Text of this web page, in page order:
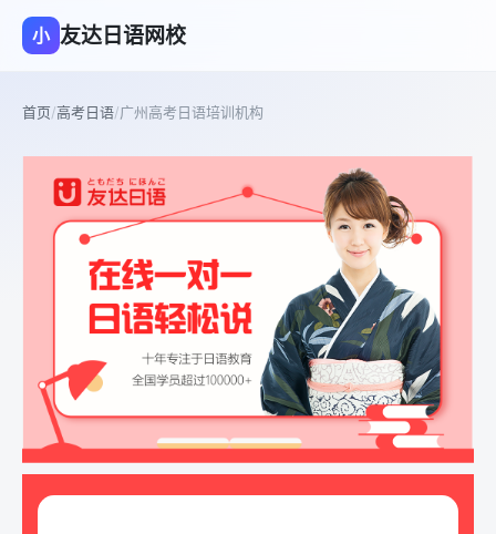
小 友达日语网校
首页/高考日语/广州高考日语培训机构